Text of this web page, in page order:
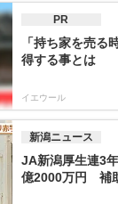
PR
「持ち家を売る
得する事とは
イエウール
新潟ニュース
JA新潟厚生連3
億2000万円 補